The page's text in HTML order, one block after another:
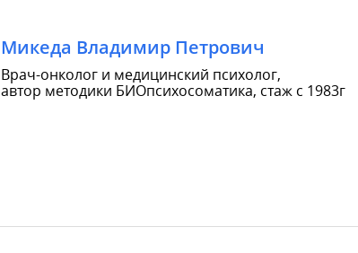
Микеда Владимир Петрович
Врач-онколог и медицинский психолог,
автор методики БИОпсихосоматика, стаж с 1983г